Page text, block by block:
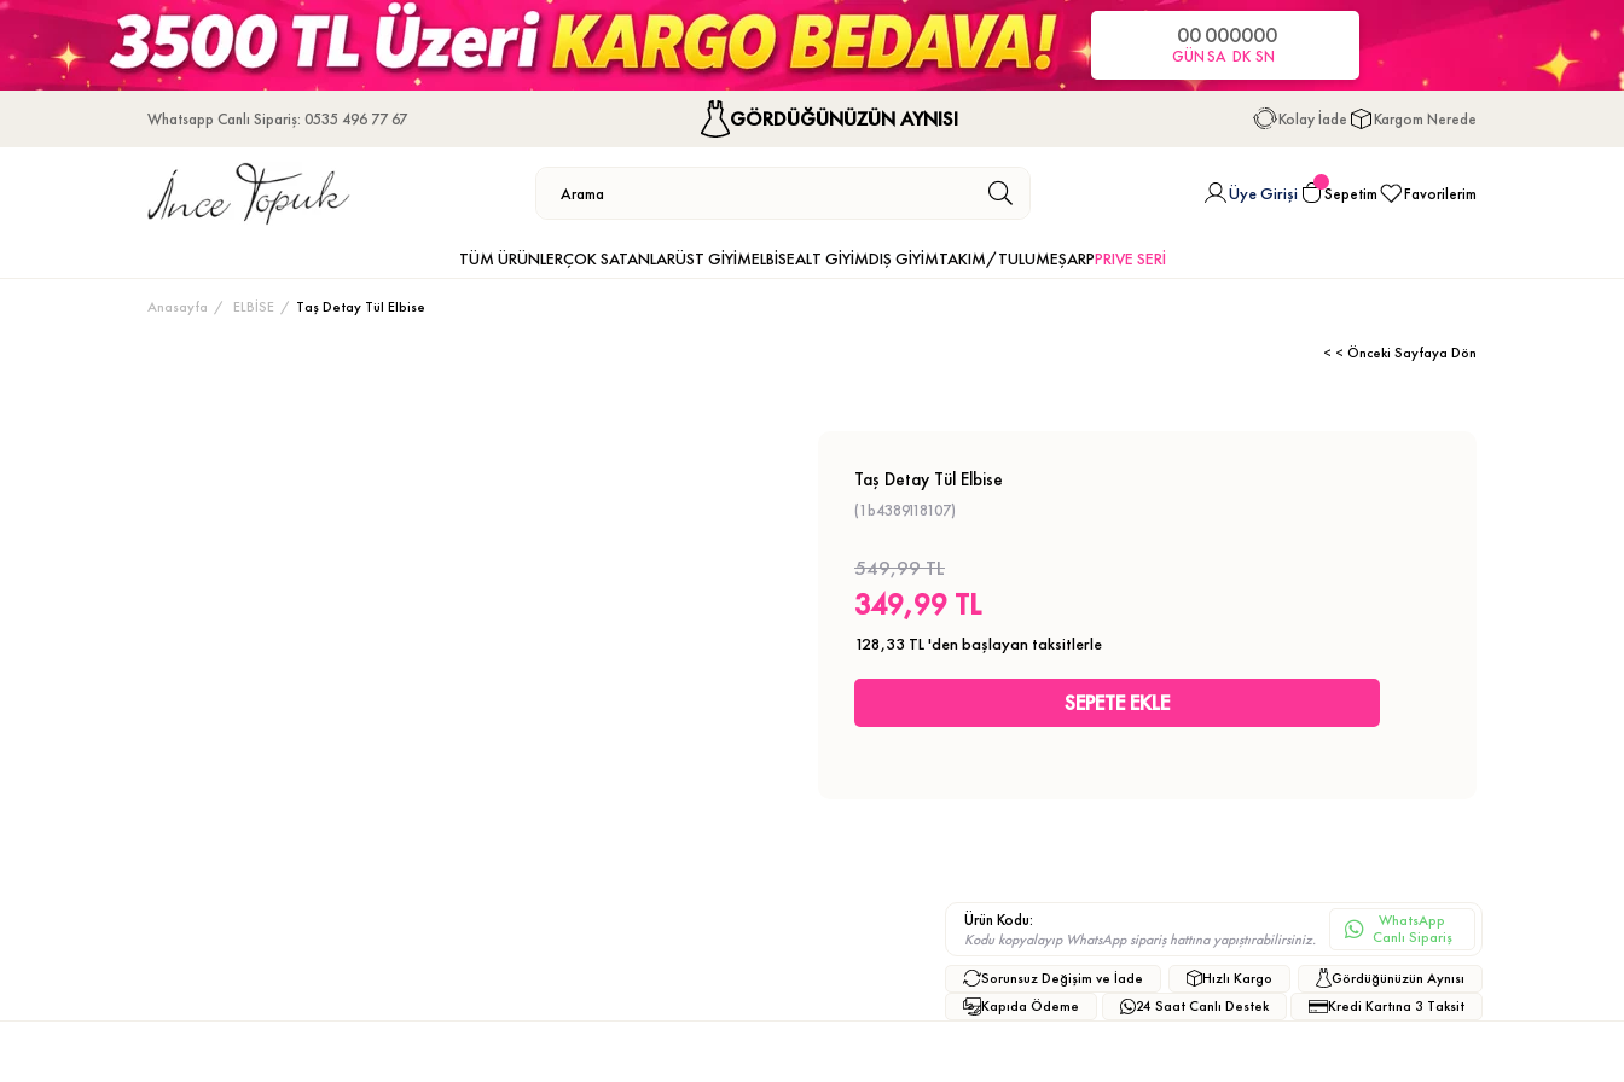
00
GÜN
00
SA
00
DK
00
SN
Whatsapp Canlı Sipariş: 0535 496 77 67 GÖRDÜĞÜNÜZÜN AYNISI Kolay İade Kargom Nerede
Üye Girişi Sepetim Favorilerim
TÜM ÜRÜNLERÇOK SATANLARÜST GİYİMELBİSEALT GİYİMDIŞ GİYİMTAKIM/TULUMEŞARPPRIVE SERİ
Anasayfa ELBİSE Taş Detay Tül Elbise
< < Önceki Sayfaya Dön
Taş Detay Tül Elbise
(1b4389118107)
549,99 TL
349,99 TL
128,33 TL'den başlayan taksitlerle
Ürün Kodu:
Kodu kopyalayıp WhatsApp sipariş hattına yapıştırabilirsiniz.
WhatsApp
Canlı Sipariş
Sorunsuz Değişim ve İade Hızlı Kargo
Gördüğünüzün Aynısı
Kapıda Ödeme
24 Saat Canlı Destek Kredi Kartına 3 Taksit